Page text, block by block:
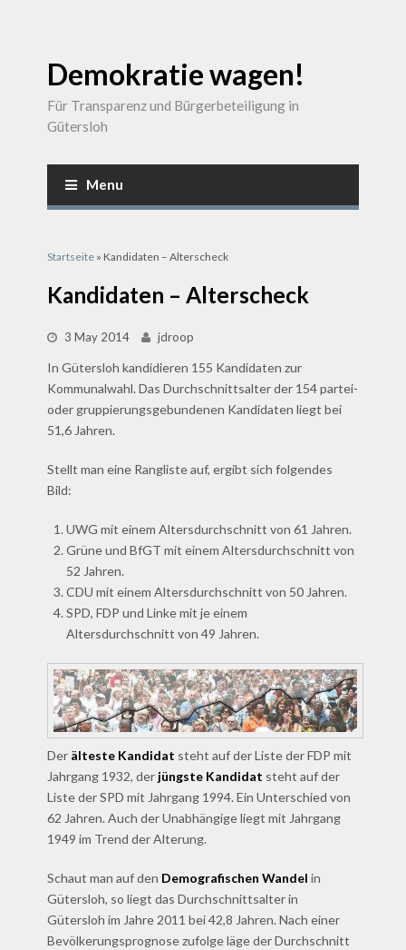
Demokratie wagen!
Für Transparenz und Bürgerbeteiligung in
Gütersloh
Menu
Sie sind hier
Startseite » Kandidaten – Alterscheck
Kandidaten – Alterscheck
3 May 2014 jdroop
In Gütersloh kandidieren 155 Kandidaten zur
Kommunalwahl. Das Durchschnittsalter der 154 partei-
oder gruppierungsgebundenen Kandidaten liegt bei
51,6 Jahren.
Stellt man eine Rangliste auf, ergibt sich folgendes
Bild:
UWG mit einem Altersdurchschnitt von 61 Jahren.
Grüne und BfGT mit einem Altersdurchschnitt von
52 Jahren.
CDU mit einem Altersdurchschnitt von 50 Jahren.
SPD, FDP und Linke mit je einem
Altersdurchschnitt von 49 Jahren.
Der älteste Kandidat steht auf der Liste der FDP mit
Jahrgang 1932, der jüngste Kandidat steht auf der
Liste der SPD mit Jahrgang 1994. Ein Unterschied von
62 Jahren. Auch der Unabhängige liegt mit Jahrgang
1949 im Trend der Alterung.
Schaut man auf den Demografischen Wandelin
Gütersloh, so liegt das Durchschnittsalter in
Gütersloh im Jahre 2011 bei 42,8 Jahren. Nach einer
Bevölkerungsprognose zufolge läge der Durchschnitt